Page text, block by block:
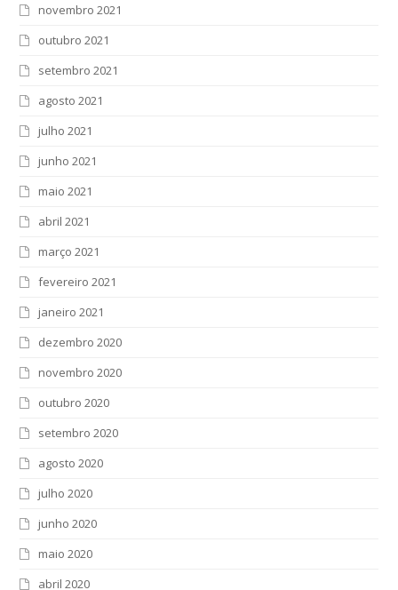
novembro 2021
outubro 2021
setembro 2021
agosto 2021
julho 2021
junho 2021
maio 2021
abril 2021
março 2021
fevereiro 2021
janeiro 2021
dezembro 2020
novembro 2020
outubro 2020
setembro 2020
agosto 2020
julho 2020
junho 2020
maio 2020
abril 2020